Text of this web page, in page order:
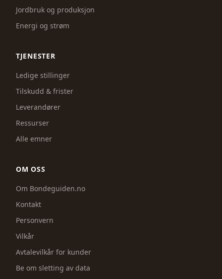
Jordbruk og produksjon
Energi og strøm
TJENESTER
Ledige stillinger
Tilskudd & frister
Leverandører
Ressurser
Alle emner
OM OSS
Om Bondeguiden.no
Kontakt
Personvern
Vilkår
Avtalevilkår for kunder
Be om sletting av data